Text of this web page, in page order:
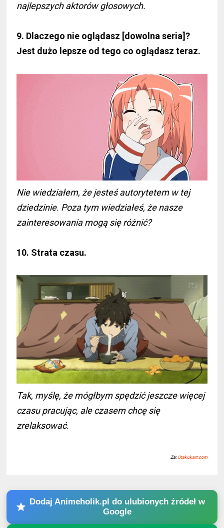
najlepszych aktorów głosowych.
9. Dlaczego nie oglądasz [dowolna seria]?
Jest dużo lepsze od tego co oglądasz teraz.
Nie wiedziałem, że jesteś autorytetem w tej
dziedzinie. Poza tym wiedziałeś, że nasze
zainteresowania mogą się różnić?
10. Strata czasu.
Tak, myślę, że mógłbym spędzić jeszcze więcej
czasu pracując, ale czasem chcę się
zrelaksować.
Za: Otakukart.com
Dodaj Animeholik.pl do ulubionych źródeł w
Google